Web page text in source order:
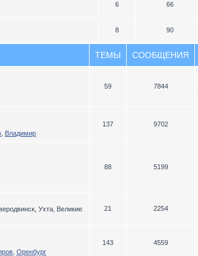
6 66
8 90
ТЕМЫ СООБЩЕНИЯ
59 7844
Владимир
137 9702
88 5199
Ухта, Великие
21 2254
Оренбург
143 4559